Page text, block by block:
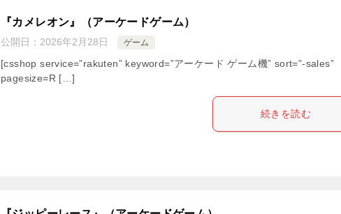
『カメレオン』（アーケードゲーム）
公開日： 2026年2月28日 ゲーム
[csshop service=”rakuten” keyword=”アーケード ゲーム機” sort=”-sales”
pagesize=R […]
続きを読む